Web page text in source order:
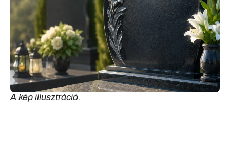
A kép illusztráció.